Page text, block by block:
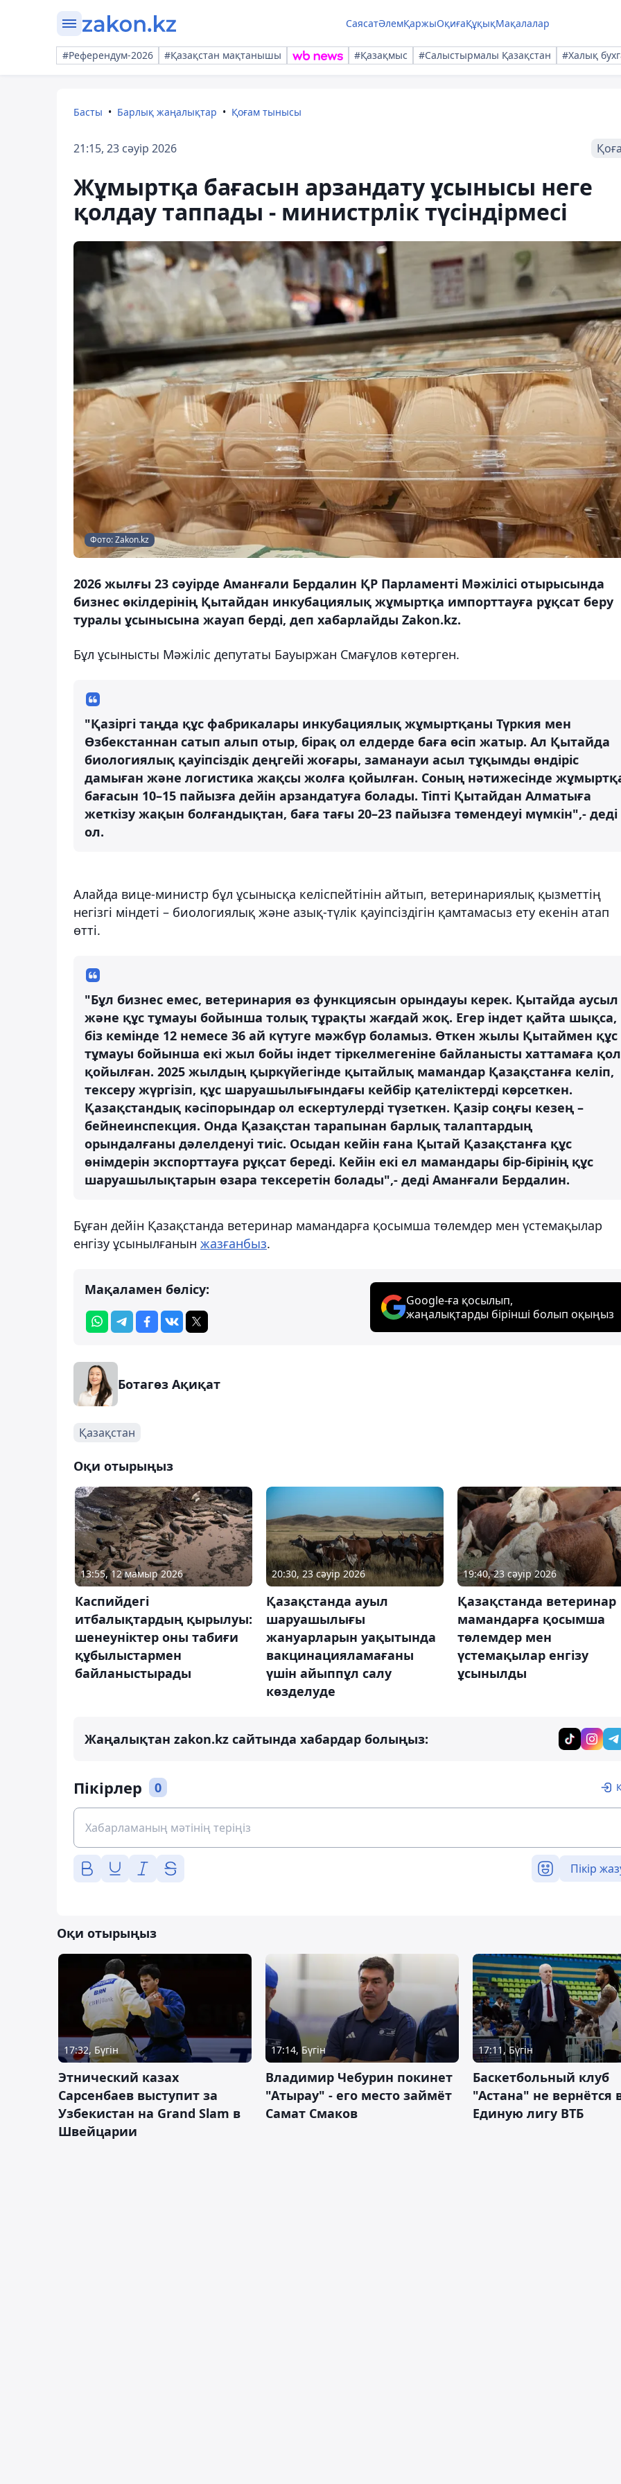
СаясатӘлемҚаржыОқиғаҚұқықМақалалар
#Референдум-2026 #Қазақстан мақтанышы #Қазақмыс #Салыстырмалы Қазақстан #Халық
Басты Барлық жаңалықтар Қоғам тынысы
21:15, 23 сәуір 2026
Жұмыртқа бағасын арзандату ұсынысы неге
қолдау таппады - министрлік түсіндірмесі
Фото: Zakon.kz
2026 жылғы 23 сәуірде Аманғали Бердалин ҚР Парламенті Мәжілісі отырысында
бизнес өкілдерінің Қытайдан инкубациялық жұмыртқа импорттауға рұқсат беру
туралы ұсынысына жауап берді, деп хабарлайды Zakon.kz.
Бұл ұсынысты Мәжіліс депутаты Бауыржан Смағұлов көтерген.
"Қазіргі таңда құс фабрикалары инкубациялық жұмыртқаны Түркия мен
Өзбекстаннан сатып алып отыр, бірақ ол елдерде баға өсіп жатыр. Ал Қытайда
биологиялық қауіпсіздік деңгейі жоғары, заманауи асыл тұқымды өндіріс
дамыған және логистика жақсы жолға қойылған. Соның нәтижесінде
бағасын 10–15 пайызға дейін арзандатуға болады. Тіпті Қытайдан Алматыға
жеткізу жақын болғандықтан, баға тағы 20–23 пайызға төмендеуі мүмкін",- деді
ол.
Алайда вице-министр бұл ұсынысқа келіспейтінін айтып, ветеринариялық қызметтің
негізгі міндеті – биологиялық және азық-түлік қауіпсіздігін қамтамасыз ету екенін атап
өтті.
"Бұл бизнес емес, ветеринария өз функциясын орындауы керек. Қытайда аусыл
және құс тұмауы бойынша толық тұрақты жағдай жоқ. Егер індет қайта шықса,
біз кемінде 12 немесе 36 ай күтуге мәжбүр боламыз. Өткен жылы Қытаймен құс
тұмауы бойынша екі жыл бойы індет тіркелмегеніне байланысты хаттамаға қол
қойылған. 2025 жылдың қыркүйегінде қытайлық мамандар Қазақстанға келіп,
тексеру жүргізіп, құс шаруашылығындағы кейбір қателіктерді көрсеткен.
Қазақстандық кәсіпорындар ол ескертулерді түзеткен. Қазір соңғы кезең –
бейнеинспекция. Онда Қазақстан тарапынан барлық талаптардың
орындалғаны дәлелденуі тиіс. Осыдан кейін ғана Қытай Қазақстанға құс
өнімдерін экспорттауға рұқсат береді. Кейін екі ел мамандары бір-бірінің құс
шаруашылықтарын өзара тексеретін болады",- деді Аманғали Бердалин.
Бұған дейін Қазақстанда ветеринар мамандарға қосымша төлемдер мен үстемақылар
енгізу ұсынылғанын жазғанбыз.
Мақаламен бөлісу:
Google-ға қосылып,
жаңалықтарды бірінші болып оқыңыз
Ботагөз Ақиқат
Қазақстан
Оқи отырыңыз
13:55, 12 мамыр 2026
Каспийдегі
итбалықтардың қырылуы:
шенеуніктер оны табиғи
құбылыстармен
байланыстырады
20:30, 23 сәуір 2026
Қазақстанда ауыл
шаруашылығы
жануарларын уақытында
вакцинацияламағаны
үшін айыппұл салу
көзделуде
19:40, 23 сәуір 2026
Қазақстанда ветеринар
мамандарға қосымша
төлемдер мен
үстемақылар енгізу
ұсынылды
Жаңалықтан zakon.kz сайтында хабардар болыңыз:
Пікірлер 0
Пікір
Оқи отырыңыз
17:32, Бүгін
Этнический казах
Сарсенбаев выступит за
Узбекистан на Grand Slam в
Швейцарии
17:14, Бүгін
Владимир Чебурин покинет
"Атырау" - его место займёт
Самат Смаков
17:11, Бүгін
Баскетбольный клуб
"Астана" не вернётся
Единую лигу ВТБ